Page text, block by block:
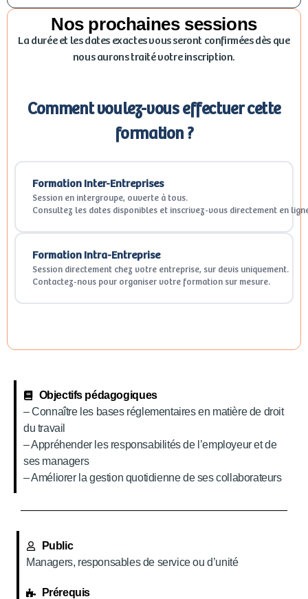
Nos prochaines sessions
La durée et les dates exactes vous seront confirmées dès que
nous aurons traité votre inscription.
Comment voulez-vous effectuer cette
formation ?
Formation Inter-Entreprises
Session en intergroupe, ouverte à tous.
Consultez les dates disponibles et inscrivez-vous directement en
Formation Intra-Entreprise
Session directement chez votre entreprise, sur devis uniquement.
Contactez-nous pour organiser votre formation sur mesure.
Objectifs pédagogiques
– Connaître les bases réglementaires en matière de droit
du travail
– Appréhender les responsabilités de l’employeur et de
ses managers
– Améliorer la gestion quotidienne de ses collaborateurs
Public
Managers, responsables de service ou d’unité
Prérequis